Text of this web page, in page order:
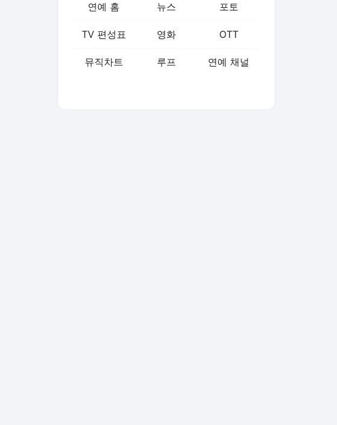
연예 홈 뉴스 포토
TV 편성표 영화 OTT
뮤직차트 루프 연예 채널